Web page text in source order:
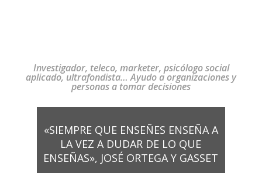
Investigador, teleco, marketer, psicólogo social
aplicado, ultrafondista… Ayudo a organizaciones y
personas a tomar decisiones
«SIEMPRE QUE ENSEÑES ENSEÑA A
LA VEZ A DUDAR DE LO QUE
ENSEÑAS», JOSÉ ORTEGA Y GASSET